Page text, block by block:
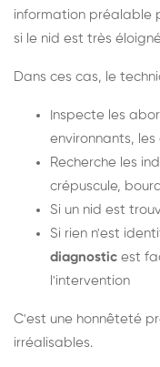
information préalable
si le nid est très
Dans ces cas, le
Inspecte les
environnants,
Recherche les
crépuscule,
Si un nid est
Si rien n'est
diagnostic est
l'intervention
C'est une honnêteté
irréalisables.